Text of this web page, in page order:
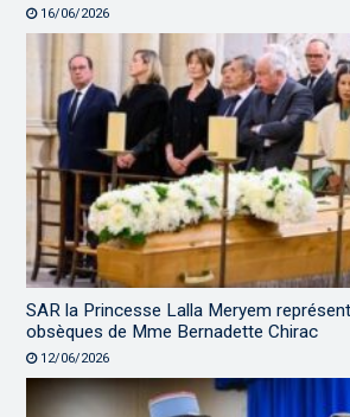
16/06/2026
SAR la Princesse Lalla Meryem
obsèques de Mme Bernadette Chirac
12/06/2026